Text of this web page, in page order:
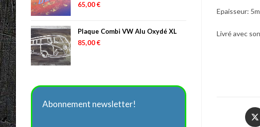
Epaisseur:
Livré avec
in
65,00€
Plaque Combi VW Alu Oxydé XL
85,00€
Abonnement newsletter!